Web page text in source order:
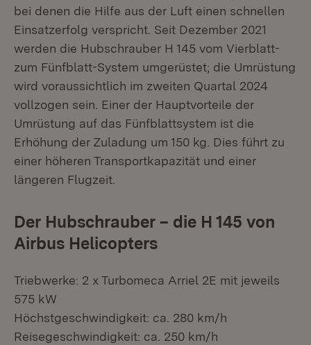
bei denen die Hilfe aus der Luft einen schnellen
Einsatzerfolg verspricht. Seit Dezember 2021
werden die Hubschrauber H 145 vom Vierblatt-
zum Fünfblatt-System umgerüstet; die Umrüstung
wird voraussichtlich im zweiten Quartal 2024
vollzogen sein. Einer der Hauptvorteile der
Umrüstung auf das Fünfblattsystem ist die
Erhöhung der Zuladung um 150 kg. Dies führt zu
einer höheren Transportkapazität und einer
längeren Flugzeit.
Der Hubschrauber – die H 145 von
Airbus Helicopters
Triebwerke: 2 x Turbomeca Arriel 2E mit jeweils
575 kW
Höchstgeschwindigkeit: ca. 280 km/h
Reisegeschwindigkeit: ca. 250 km/h